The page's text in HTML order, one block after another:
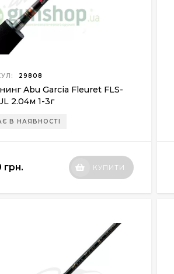
29808
Abu Garcia Fleuret FLS-
2.04м 1-3г
В НАЯВНОСТІ
грн. КУПИТИ